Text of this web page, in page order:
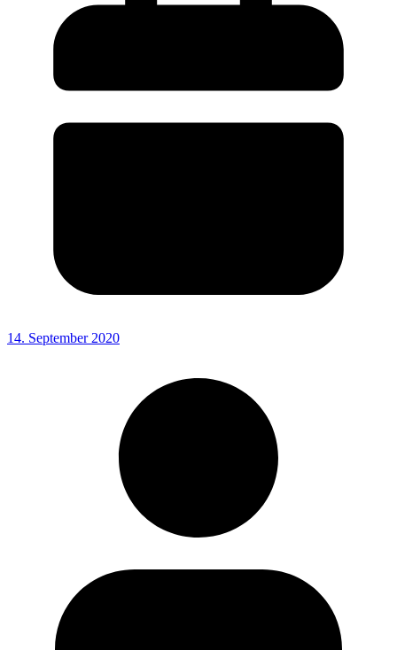
14. September 2020